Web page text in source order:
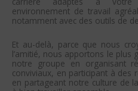
environnement de travail
notamment avec des outils de
Et au-delà, parce que nous
l’amitié, nous apportons le plus
notre groupe en organisant
conviviaux, en participant à des
en partageant notre culture de